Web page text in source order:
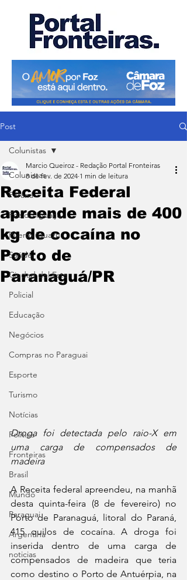
Post
Colunistas
Paraná
Foz do Iguaçu
Puerto Iguazu
Saúde
Ciudad del Este
Policial
Educação
Negócios
Compras no Paraguai
Esporte
Turismo
Notícias
Política
Fronteiras
Brasil
Mundo
Paraguai
Argentina
noticias
Colunistas
Receita Federal
apreende mais de 400
kg de cocaína no
Porto de
Paranaguá/PR
Marcio Queiroz - Redação Portal Fronteiras
8 de fev. de 2024 1 min de leitura
Droga foi detectada pelo raio-X em
uma carga de compensados de
madeira​
A Receita federal apreendeu, na manhã
desta quinta-feira (8 de fevereiro) no
Porto de Paranaguá, litoral do Paraná,
415 quilos de cocaína. A droga foi
inserida dentro de uma carga de
compensados de madeira que teria
como destino o Porto de Antuérpia, na